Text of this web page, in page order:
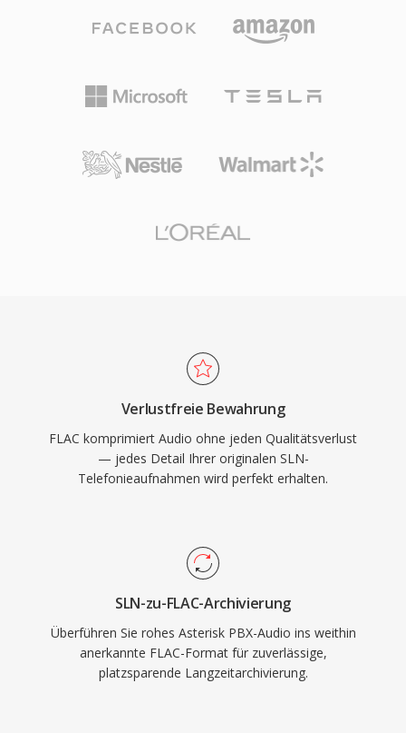
G.711-Standard für traditionelle Telefonie und
erfasst das gesamte Sprachband von 300-3400
Varianten (sln16, sln32, sln48) für Breitband-
Dekodierung — nur direktes Memory-Mapping
— und eignen sich damit ideal für Echtzeit-
in VoIP-Umgebungen mit hoher Dichte.
die statistische Verteilung der Vorhersagefehler
Daten zu verwerfen. Bittiefen bis 32 und
Abtastraten bis 655 kHz werden unterstützt
hochauflösender Aufnahmen. Die
praktisch jede Desktop-Medienanwendung
Vorteile machen FLAC überzeugend. Erstens:
vollständige Bit-für-Bit-Wiederherstellung des
Originalsignals bei der Dekodierung. Zweitens:
eingebettete Metadaten über Vorbis-
Kommentare und Albumcover halten
Bibliotheken ohne Zusatzdateien organisiert.
rechtliche Hürden für Entwickler und
Verlustfreie Bewahrung
FLAC komprimiert Audio ohne jeden Qualitätsverlust
— jedes Detail Ihrer originalen SLN-
Telefonieaufnahmen wird perfekt erhalten.
SLN-zu-FLAC-Archivierung
Überführen Sie rohes Asterisk PBX-Audio ins weithin
anerkannte FLAC-Format für zuverlässige,
platzsparende Langzeitarchivierung.